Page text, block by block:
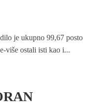
je ukupno 99,67 posto
više ostali isti kao i...